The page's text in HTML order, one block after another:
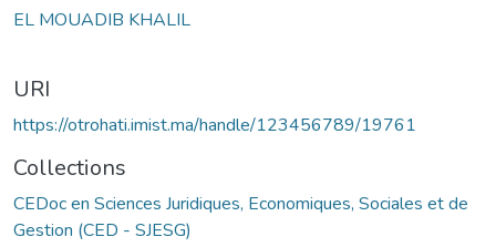
EL MOUADIB KHALIL
URI
https://otrohati.imist.ma/handle/123456789/19761
Collections
CEDoc en Sciences Juridiques, Economiques, Sociales et de
Gestion (CED - SJESG)